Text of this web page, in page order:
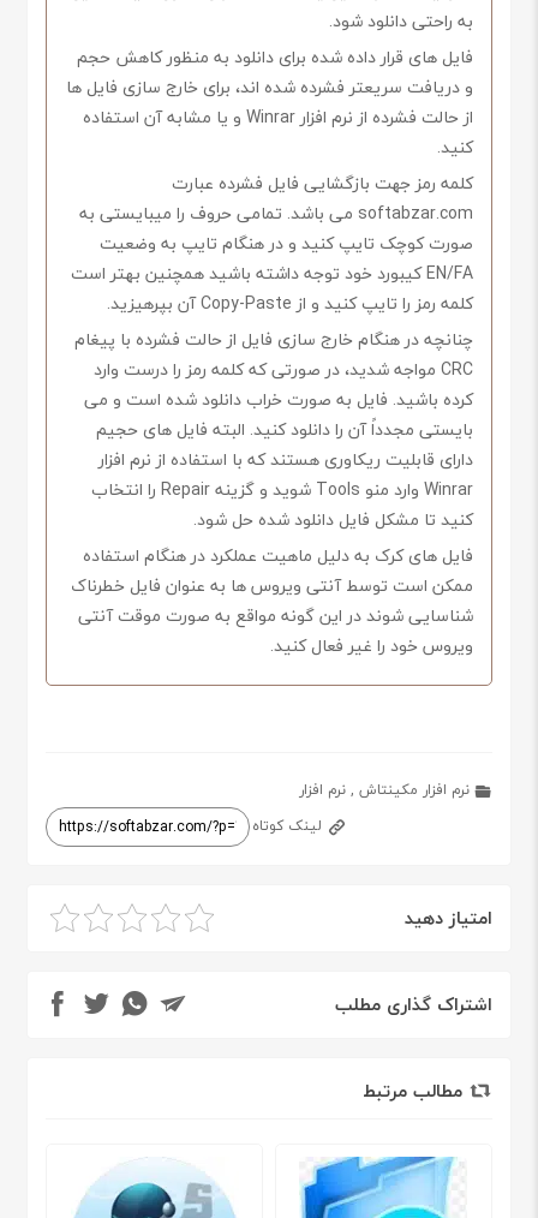
به راحتی دانلود شود.
فایل های قرار داده شده برای دانلود به منظور کاهش حجم
و دریافت سریعتر فشرده شده اند، برای خارج سازی فایل ها
از حالت فشرده از نرم افزار Winrar و یا مشابه آن استفاده
کنید.
کلمه رمز جهت بازگشایی فایل فشرده عبارت
softabzar.com می باشد. تمامی حروف را میبایستی به
صورت کوچک تایپ کنید و در هنگام تایپ به وضعیت
EN/FA کیبورد خود توجه داشته باشید همچنین بهتر است
کلمه رمز را تایپ کنید و از Copy-Paste آن بپرهیزید.
چنانچه در هنگام خارج سازی فایل از حالت فشرده با پیغام
CRC مواجه شدید، در صورتی که کلمه رمز را درست وارد
کرده باشید. فایل به صورت خراب دانلود شده است و می
بایستی مجدداً آن را دانلود کنید. البته فایل های حجیم
دارای قابلیت ریکاوری هستند که با استفاده از نرم افزار
Winrar وارد منو Tools شوید و گزینه Repair را انتخاب
کنید تا مشکل فایل دانلود شده حل شود.
فایل های کرک به دلیل ماهیت عملکرد در هنگام استفاده
ممکن است توسط آنتی ویروس ها به عنوان فایل خطرناک
شناسایی شوند در این گونه مواقع به صورت موقت آنتی
ویروس خود را غیر فعال کنید.
نرم افزار مکینتاش ,نرم افزار
لینک کوتاه
امتیاز دهید
اشتراک گذاری مطلب
مطالب مرتبط